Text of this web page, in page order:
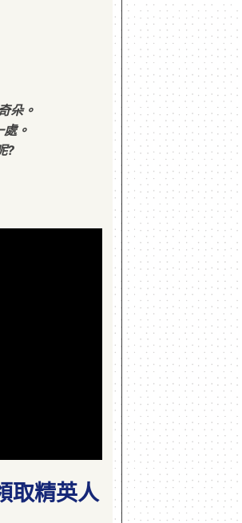
朵。
。
?
取精英人